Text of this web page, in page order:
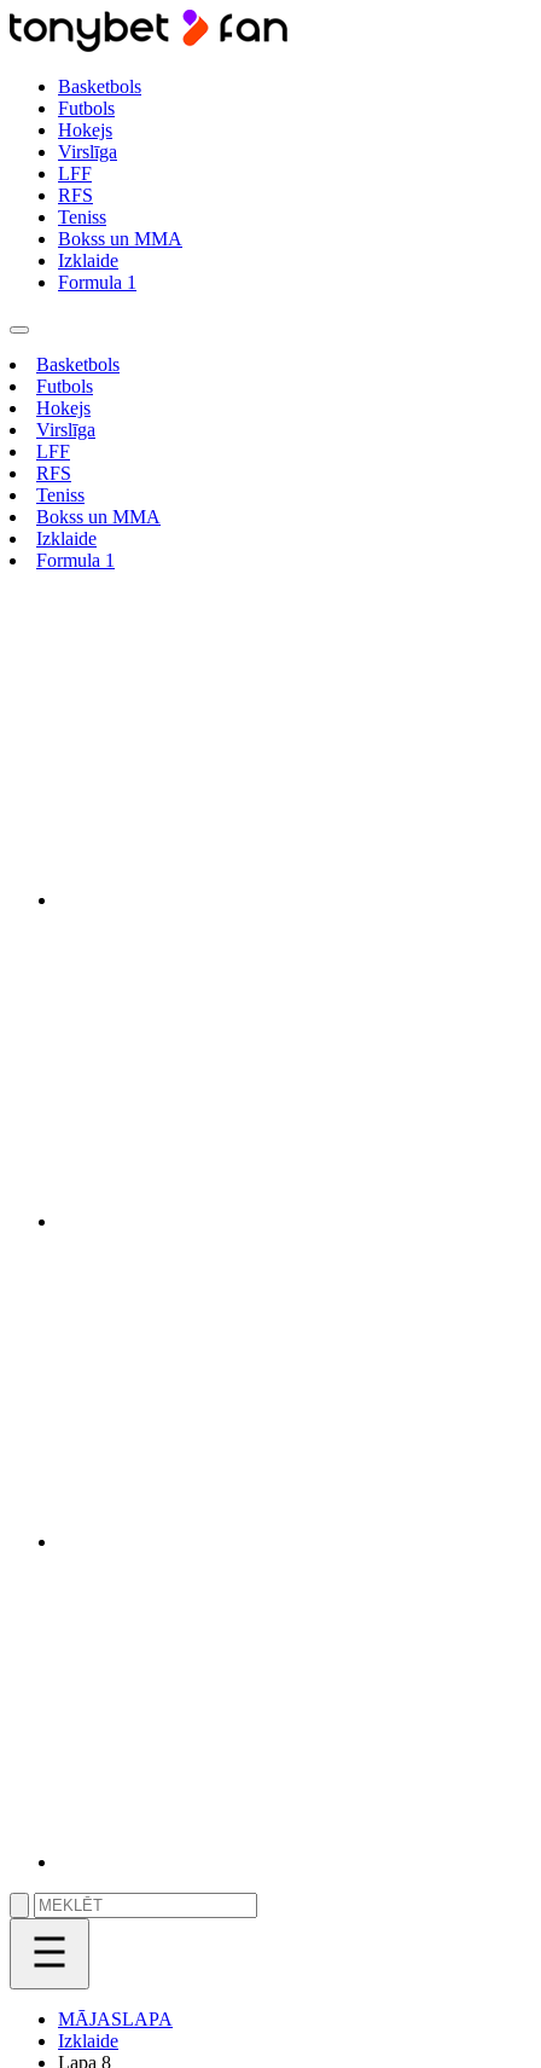
Basketbols
Futbols
Hokejs
Virslīga
LFF
RFS
Teniss
Bokss un MMA
Izklaide
Formula 1
Basketbols
Futbols
Hokejs
Virslīga
LFF
RFS
Teniss
Bokss un MMA
Izklaide
Formula 1
MĀJASLAPA
Izklaide
Lapa 8